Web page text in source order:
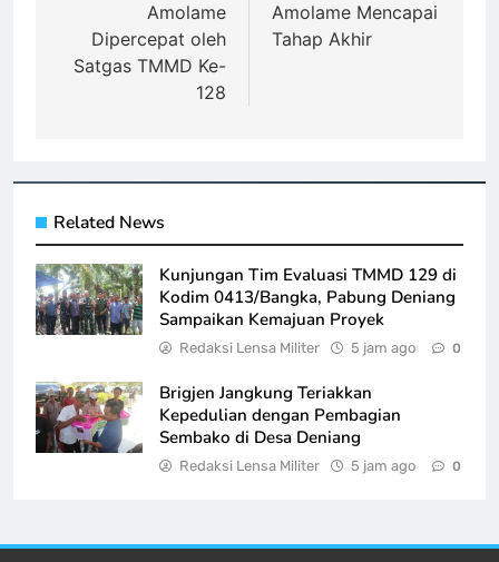
Amolame
Dipercepat oleh
Satgas TMMD Ke-
128
Amolame Mencapai
Tahap Akhir
Related News
Kunjungan Tim Evaluasi TMMD 129 di
Kodim 0413/Bangka, Pabung Deniang
Sampaikan Kemajuan Proyek
Redaksi Lensa Militer 5 jam ago 0
Brigjen Jangkung Teriakkan
Kepedulian dengan Pembagian
Sembako di Desa Deniang
Redaksi Lensa Militer 5 jam ago 0